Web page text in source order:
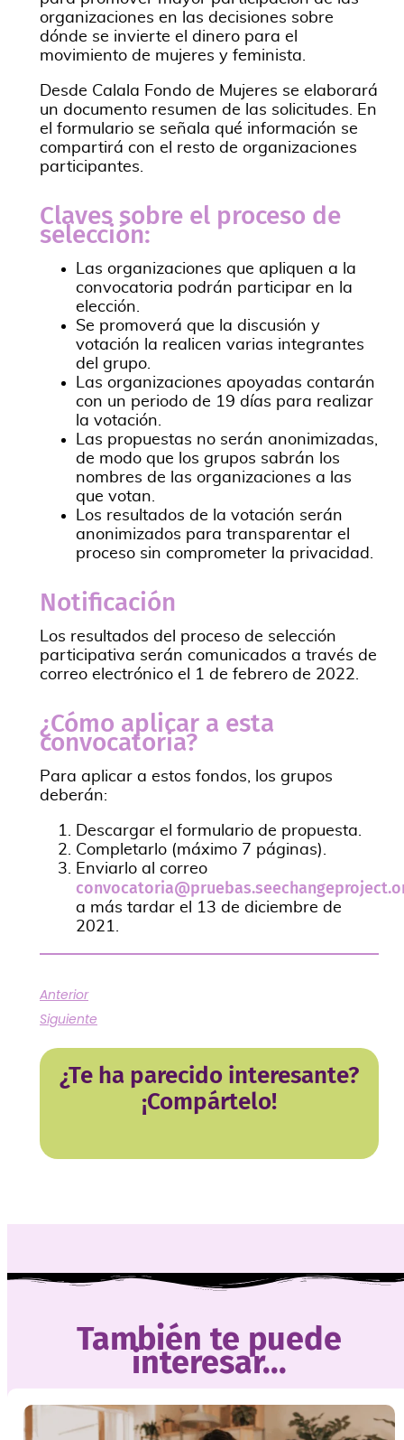
organizaciones en las decisiones sobre
dónde se invierte el dinero para el
movimiento de mujeres y feminista.
Desde Calala Fondo de Mujeres se elaborará
un documento resumen de las solicitudes. En
el formulario se señala qué información se
compartirá con el resto de organizaciones
participantes.
Claves sobre el proceso de
selección:
Las organizaciones que apliquen a la
convocatoria podrán participar en la
elección.
Se promoverá que la discusión y
votación la realicen varias integrantes
del grupo.
Las organizaciones apoyadas contarán
con un periodo de 19 días para realizar
la votación.
Las propuestas no serán anonimizadas,
de modo que los grupos sabrán los
nombres de las organizaciones a las
que votan.
Los resultados de la votación serán
anonimizados para transparentar el
proceso sin comprometer la privacidad.
Notificación
Los resultados del proceso de selección
participativa serán comunicados a través de
correo electrónico el 1 de febrero de 2022.
¿Cómo aplicar a esta
convocatoria?
Para aplicar a estos fondos, los grupos
deberán:
Descargar el formulario de propuesta.
Completarlo (máximo 7 páginas).
Enviarlo al correo
a más tardar el 13 de diciembre de
2021.
Anterior
Siguiente
¿Te ha parecido interesante?
¡Compártelo!
También te puede
interesar...